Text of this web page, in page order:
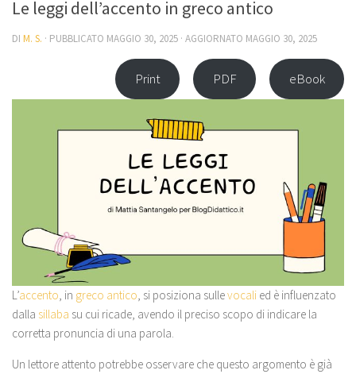
Le leggi dell’accento in greco antico
DI M. S. · PUBBLICATO MAGGIO 30, 2025 · AGGIORNATO MAGGIO 30, 2025
Print PDF eBook
L’accento , in greco antico , si posiziona sullevocali ed è influenzato
dalla sillaba su cui ricade, avendo il preciso scopo di indicare la
corretta pronuncia di una parola.
Un lettore attento potrebbe osservare che questo argomento è già